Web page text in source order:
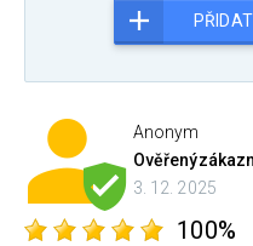
Anonym
Ověřený
3. 12. 2025
100%